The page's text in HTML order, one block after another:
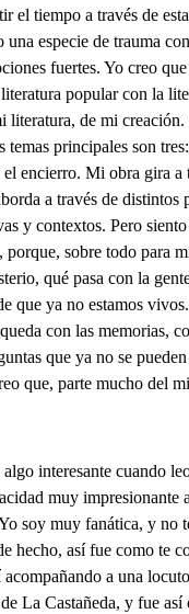
el tiempo a través de
una especie de trauma
fuertes. Yo creo
popular con la
literatura, de mi
temas principales son
encierro. Mi obra gira a
a través de distintos
y contextos. Pero
sobre todo para
qué pasa con la
que ya no estamos
con las memorias,
que ya no se
que, parte mucho del
algo interesante cuando
muy impresionante
soy muy fanática, y no
hecho, así fue como te
a una
La Castañeda, y fue